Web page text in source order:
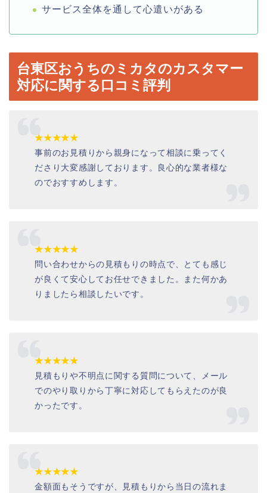
サービス全体を通して心遣いがある
台東区おうちのミカタのカスタマー
対応に関する口コミ評判
★★★★★
事前のお見積りから親身になって相談に乗ってく
ださり大変感謝しております。良心的な業者様な
のでおすすめします。
★★★★★
問い合わせからの見積もりの時点で、とても感じ
が良くて安心してお任せできました。また何かあ
りましたら相談したいです。
★★★★★
見積もりや不明点に関する質問について、メール
でのやり取りから丁寧に対応してもらえたのが良
かったです。
★★★★★
金額面もそうですが、見積もりから当日の流れま